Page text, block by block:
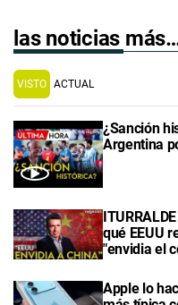
las noticias
VISTO ACTUAL
¿Sanción
Argentina
qué EEUU
"envidia el
Apple lo